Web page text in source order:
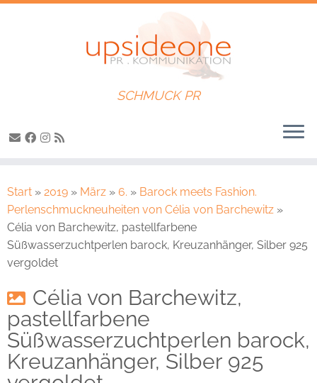
Inhalt
springen
SCHMUCK PR
Start » 2019 » März » 6. » Barock meets Fashion.
Perlenschmuckneuheiten von Célia von Barchewitz »
Célia von Barchewitz, pastellfarbene
Süßwasserzuchtperlen barock, Kreuzanhänger, Silber 925
vergoldet
Célia von Barchewitz,
pastellfarbene
Süßwasserzuchtperlen barock,
Kreuzanhänger, Silber 925